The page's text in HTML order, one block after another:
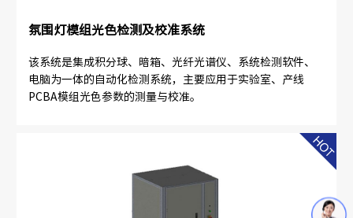
氛围灯模组光色检测及校准系统
该系统是集成积分球、暗箱、光纤光谱仪、系统检测软件、
电脑为一体的自动化检测系统，主要应用于实验室、产线
PCBA模组光色参数的测量与校准。